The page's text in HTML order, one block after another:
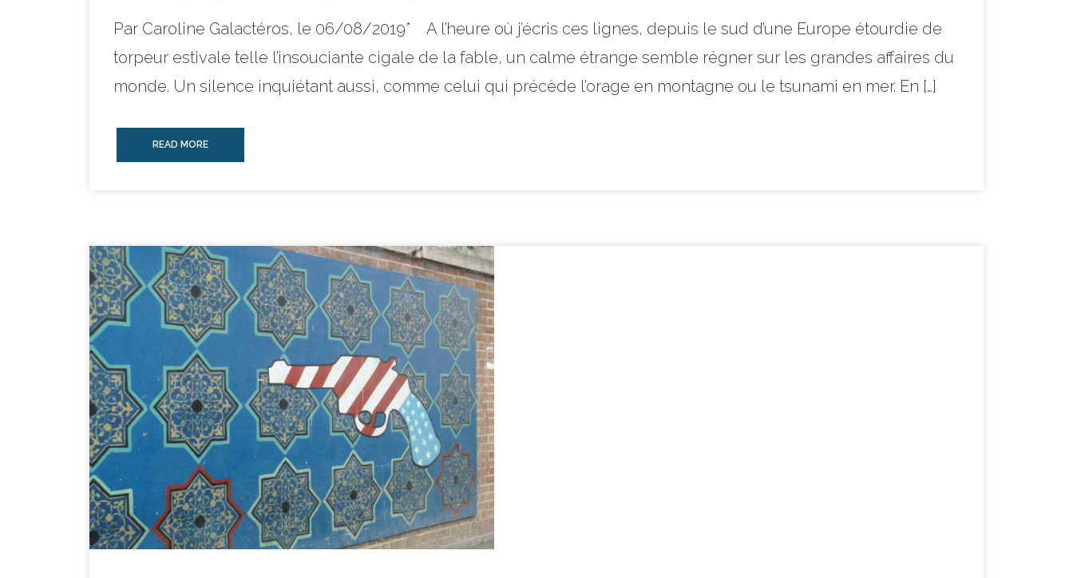
Par Caroline Galactéros, le 06/08/2019* A l’heure où j’écris ces lignes, depuis le sud d’une Europe étourdie de
torpeur estivale telle l’insouciante cigale de la fable, un calme étrange semble régner sur les grandes affaires du
monde. Un silence inquiétant aussi, comme celui qui précède l’orage en montagne ou le tsunami en mer. En […]
READ MORE